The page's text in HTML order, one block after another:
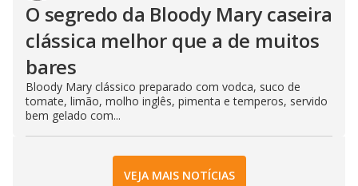
O segredo da Bloody Mary caseira
clássica melhor que a de muitos
bares
Bloody Mary clássico preparado com vodca, suco de
tomate, limão, molho inglês, pimenta e temperos, servido
bem gelado com...
VEJA MAIS NOTÍCIAS